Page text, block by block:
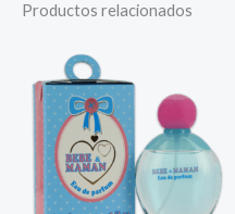
Productos relacionados